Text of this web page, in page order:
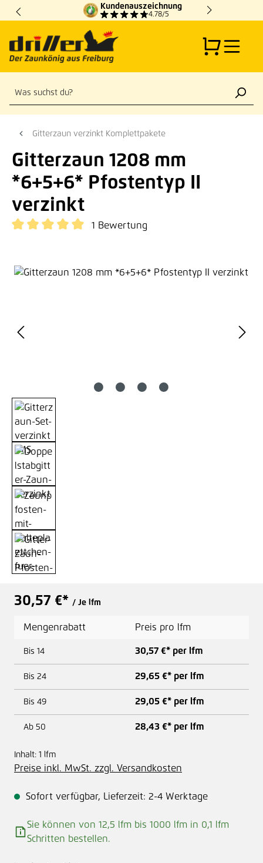
Zum Hauptinhalt springen
Kundenauszeichnung
4.78/5
Gitterzaun verzinkt Komplettpakete
Gitterzaun 1208 mm
*6+5+6* Pfostentyp II
verzinkt
1 Bewertung
Bildergalerie überspringen
30,57 €* / Je lfm
Mengenrabatt Preis pro lfm
Bis 14 30,57 €* per lfm
Bis 24 29,65 €* per lfm
Bis 49 29,05 €* per lfm
Ab 50 28,43 €* per lfm
Inhalt: 1 lfm
Preise inkl. MwSt. zzgl. Versandkosten
Sofort verfügbar, Lieferzeit: 2-4 Werktage
Sie können von 12,5 lfm bis 1000 lfm in 0,1 lfm
Schritten bestellen.